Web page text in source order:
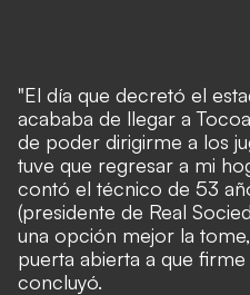
"El día que decretó el
acababa de llegar a
de poder dirigirme a los
tuve que regresar a mi
contó el técnico de 53
(presidente de Real
una opción mejor la
puerta abierta a que
concluyó.